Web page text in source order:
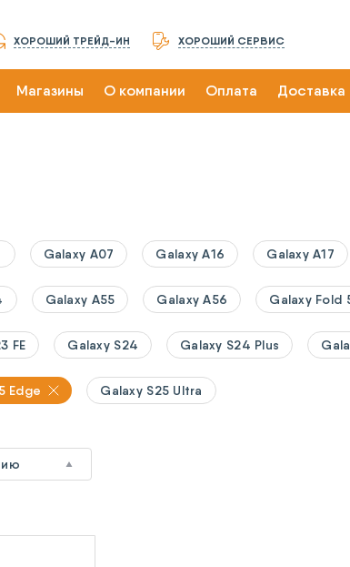
ХОРОШИЙ ТРЕЙД-ИН ХОРОШИЙ СЕРВИС
Магазины О компании Оплата Доставка
Galaxy A07 Galaxy A16 Galaxy A17
Galaxy A55 Galaxy A56 Galaxy Fold
FE Galaxy S24 Galaxy S24 Plus
Edge Galaxy S25 Ultra